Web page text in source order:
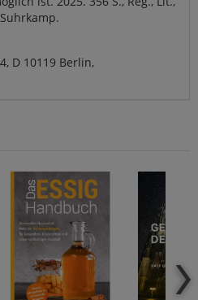
D 10119 Berlin,